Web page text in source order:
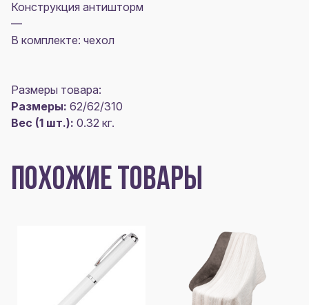
Конструкция антишторм
—
В комплекте: чехол
Размеры товара:
Размеры: 62/62/310
Вес (1 шт.): 0.32 кг.
ПОХОЖИЕ ТОВАРЫ